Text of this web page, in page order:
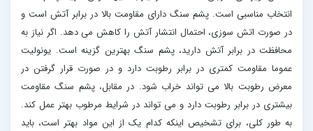
انتخاب مناسبی است. پشم سنگ دارای مقاومت بالا در برابر آتش است و
در صورت اتش سوزی، احتمال انتشار آتش را کاهش می دهد. اگر نیاز به
محافظت در برابر آتش دارید، پشم سنگ بهترین گزینه است. یونولیت
عموما مقاومت کمتری در برابر رطوبت دارد و در صورت قرار گرفتن در
معرض رطوبت بالا می تواند خراب شود. در مقابل، پشم سنگ مقاومت
بیشتری در برابر رطوبت دارد و می تواند در شرایط مرطوب بهتر عمل کند.
به طور کلی، برای تشخیص اینکه کدام یک از این مواد بهتر است، باید